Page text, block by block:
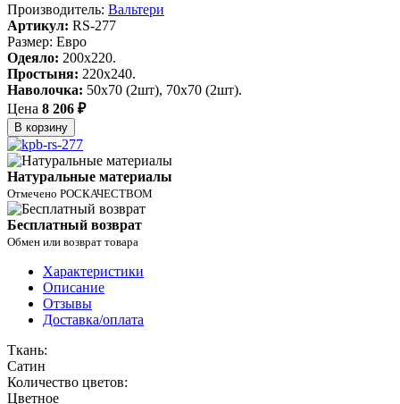
Производитель: Вальтери
Артикул: RS-277
Размер: Евро
Одеяло: 200х220.
Простыня: 220х240.
Наволочка: 50х70 (2шт), 70х70 (2шт).
Цена 8 206 ₽
В корзину
Натуральные материалы
Отмечено РОСКАЧЕСТВОМ
Бесплатный возврат
Обмен или возврат товара
Характеристики
Описание
Отзывы
Доставка/оплата
Ткань:
Сатин
Количество цветов:
Цветное